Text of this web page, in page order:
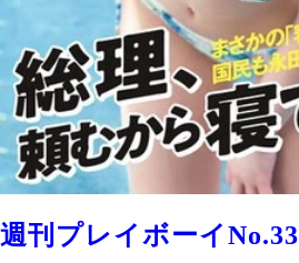
週刊プレイボーイNo.33